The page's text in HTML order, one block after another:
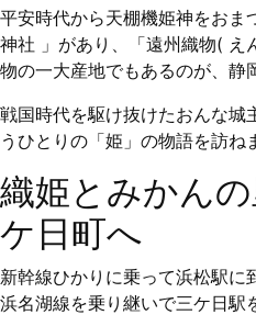
平安時代から天棚機姫神をおま
神社 」があり、「遠州織物( え
物の一大産地でもあるのが、静
戦国時代を駆け抜けたおんな城
うひとりの「姫」の物語を訪ね
織姫とみかん
ケ日町へ
新幹線ひかりに乗って浜松駅に
浜名湖線を乗り継いで三ケ日駅